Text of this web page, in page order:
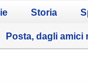
Storia
Posta, dagli amici